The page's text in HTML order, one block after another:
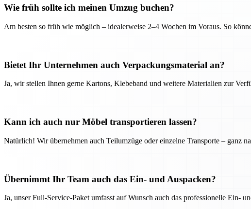
Wie früh sollte ich meinen Umzug buchen?
Am besten so früh wie möglich – idealerweise 2–4 Wochen im Voraus. So
Bietet Ihr Unternehmen auch Verpackungsmaterial an?
Ja, wir stellen Ihnen gerne Kartons, Klebeband und weitere Materialien zur
Kann ich auch nur Möbel transportieren lassen?
Natürlich! Wir übernehmen auch Teilumzüge oder einzelne Transporte – ganz
Übernimmt Ihr Team auch das Ein- und Auspacken?
Ja, unser Full-Service-Paket umfasst auf Wunsch auch das professionelle Ein-